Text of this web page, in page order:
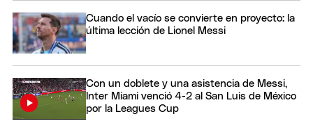
Cuando el vacío se convierte en proyecto: la
última lección de Lionel Messi
Con un doblete y una asistencia de Messi,
Inter Miami venció 4-2 al San Luis de México
por la Leagues Cup